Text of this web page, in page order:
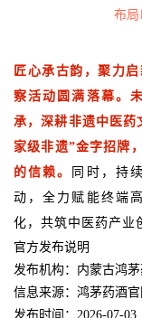
布局
匠心承古韵，聚力
察活动圆满落幕。
承，深耕非遗中医药
家级非遗”金字招牌
的信赖。
同时，持
动，全力赋能终端
化，共筑中医药产业
官方发布说明
发布机构：内蒙古鸿
信息来源：鸿茅药酒官
发布时间：2026-07-03